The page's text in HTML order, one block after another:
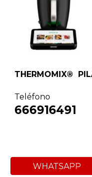
THERMOMIX®
Teléfono
666916491
WHATSAPP